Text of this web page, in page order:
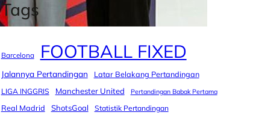
Tags
Barcelona FOOTBALL FIXED
Jalannya Pertandingan Latar Belakang Pertandingan
LIGA INGGRIS Manchester United Pertandingan Babak Pertama
Real Madrid ShotsGoal Statistik Pertandingan